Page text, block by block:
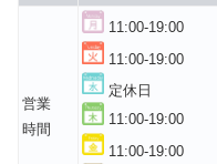
営業
時間
11:00-19:00
11:00-19:00
定休日
11:00-19:00
11:00-19:00